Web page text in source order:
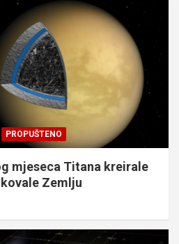
PROPUŠTENO
mjeseca Titana kreirale
Zemlju